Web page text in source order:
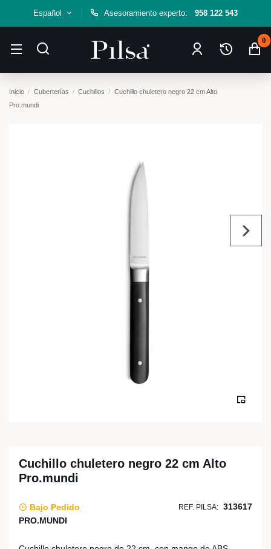
Español Asesoramiento experto: 958 122 543
0
Inicio Cuberterías Cuchillos
Cuchillo chuletero negro 22 cm Alto
Pro.mundi
Cuchillo chuletero negro 22 cm Alto
Pro.mundi
Bajo Pedido REF. PILSA: 313617
PRO.MUNDI